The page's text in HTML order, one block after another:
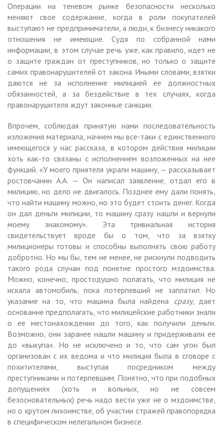
Операции на теневом рынке безопасности несколько
меняют свое содержание, когда в роли покупателей
выступают не предприниматели, а люди, к бизнесу никакого
отношения не имеющие. Судя по собранной нами
информации, в этом случае речь уже, как правило, идет не
о защите граждан от преступников, но только о защите
самих правонарушителей от закона. Иными словами, взятки
даются не за исполнение милицией ее должностных
обязанностей, а за бездействие в тех случаях, когда
правонарушителя ждут законные санкции.
Впрочем, соблюдая принятую нами последовательность
изложения материала, начнем мы все-таки с единственного
имеющегося у нас рассказа, в котором действия милиции
хоть как-то связаны с исполнением возложенных на нее
функций. «У моего приятеля украли машину, — рассказывает
ростовчанин А.А. — Он написал заявление, отдал его в
милицию, но дело не двигалось. Позднее ему дали понять,
что найти машину можно, но это будет стоить денег. Когда
он дал деньги милиции, то машину сразу нашли и вернули
моему знакомому». Эта тривиальная история
свидетельствует вроде бы о том, что за взятку
милиционеры готовы и способны выполнять свою работу
добротно. Но мы бы, тем не менее, не рискнули подводить
такого рода случаи под понятие простого мздоимства.
Можно, конечно, простодушно полагать, что милиция не
искала автомобиль, пока потерпевший не заплатил. Но
указание на то, что машина была найдена сразу, дает
основание предполагать, что милицейские работники знали
о ее местонахождении до того, как получили деньги.
Возможно, они заранее нашли машину и придерживали ее
до «выкупа». Но не исключено и то, что сам угон был
организован с их ведома и что милиция была в сговоре с
похитителями, выступая посредником между
преступниками и потерпевшим. Понятно, что при подобных
допущениях (хоть и вольных, но не совсем
безосновательных) речь надо вести уже не о мздоимстве,
но о крутом лихоимстве, об участии стражей правопорядка
в специфическом нелегальном бизнесе.